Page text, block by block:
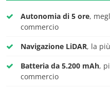
Autonomia di 5 ore,
commercio
Navigazione LiDAR, la
Batteria da 5.200 mAh,
commercio